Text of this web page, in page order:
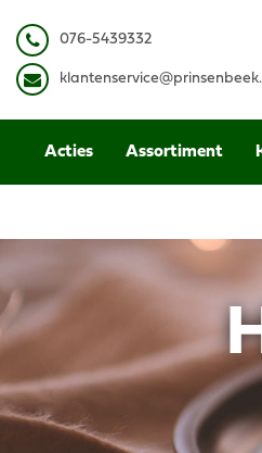
naar
content
076-5439332
k
Acties Assortiment